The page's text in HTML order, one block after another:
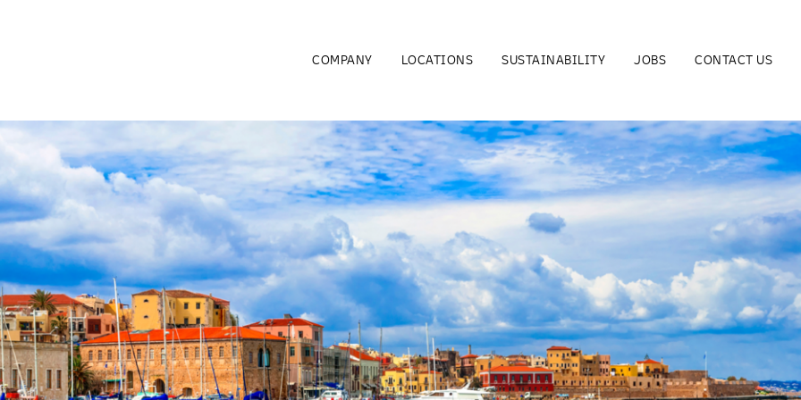
COMPANY LOCATIONS SUSTAINABILITY JOBS CONTACT US